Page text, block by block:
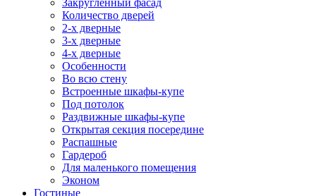
Закругленный фасад
Количество дверей
2-х дверные
3-х дверные
4-х дверные
Особенности
Во всю стену
Встроенные шкафы-купе
Под потолок
Раздвижные шкафы-купе
Открытая секция посередине
Распашные
Гардероб
Для маленького помещения
Эконом
Гостиные